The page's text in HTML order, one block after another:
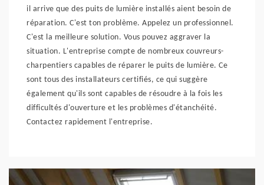
il arrive que des puits de lumière installés aient besoin de
réparation. C'est ton problème. Appelez un professionnel.
C'est la meilleure solution. Vous pouvez aggraver la
situation. L'entreprise compte de nombreux couvreurs-
charpentiers capables de réparer le puits de lumière. Ce
sont tous des installateurs certifiés, ce qui suggère
également qu'ils sont capables de résoudre à la fois les
difficultés d'ouverture et les problèmes d'étanchéité.
Contactez rapidement l'entreprise.